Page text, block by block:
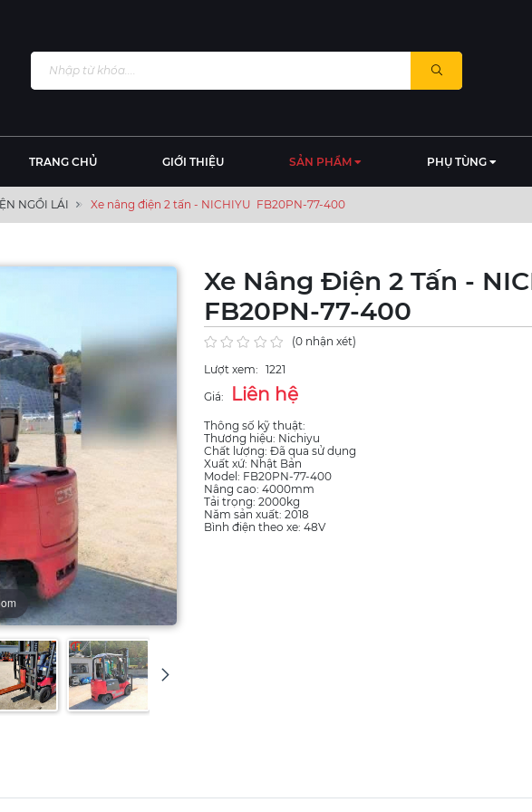
TRANG CHỦ GIỚI THIỆU SẢN PHẨM PHỤ TÙNG
NGỒI LÁI Xe nâng điện 2 tấn - NICHIYU FB20PN-77-400
Xe Nâng Điện 2 Tấn -
FB20PN-77-400
(0 nhận xét)
Lượt xem: 1221
Giá:
Liên hệ
Thông số kỹ thuật:
Thương hiệu: Nichiyu
Chất lượng: Đã qua sử dụng
Xuất xứ: Nhật Bản
Model: FB20PN-77-400
Nâng cao: 4000mm
Tải trọng: 2000kg
Năm sản xuất: 2018
Bình điện theo xe: 48V